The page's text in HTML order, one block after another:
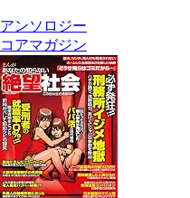
アンソロジー
コアマガジン